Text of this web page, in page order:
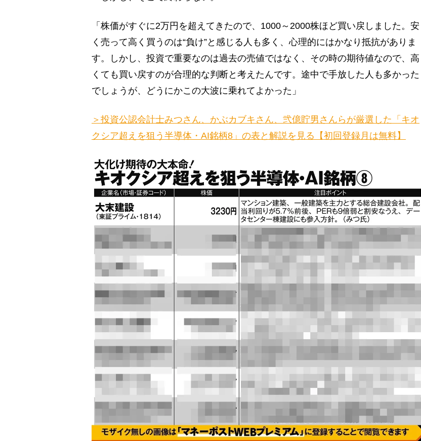
「株価がすぐに2万円を超えてきたので、1000～2000株ほど買い戻しました。安
く売って高く買うのは“負け”と感じる人も多く、心理的にはかなり抵抗がありま
す。しかし、投資で重要なのは過去の売値ではなく、その時の期待値なので、高
くても買い戻すのが合理的な判断と考えたんです。途中で手放した人も多かった
でしょうが、どうにかこの大波に乗れてよかった」
＞投資公認会計士みつさん、かぶカブキさん、弐億貯男さんらが厳選した「キオ
クシア超えを狙う半導体・AI銘柄8」の表と解説を見る【初回登録月は無料】